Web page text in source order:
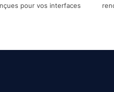
pour vos interfaces